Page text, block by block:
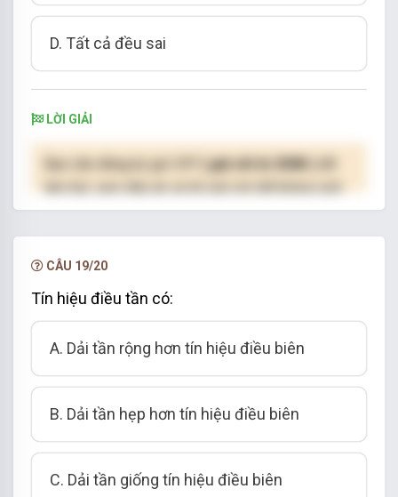
D. Tất cả đều sai
LỜI GIẢI
( giá chỉ từ 250K )
hạn.
CÂU 19/20
Tín hiệu điều tần có:
A. Dải tần rộng hơn tín hiệu điều biên
B. Dải tần hẹp hơn tín hiệu điều biên
C. Dải tần giống tín hiệu điều biên